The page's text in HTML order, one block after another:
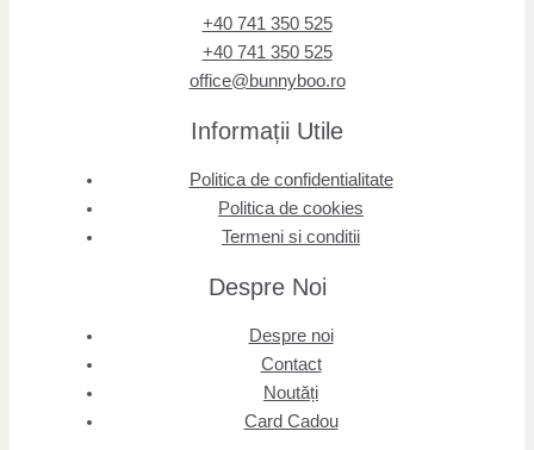
+40 741 350 525
+40 741 350 525
office@bunnyboo.ro
Informații Utile
Politica de confidentialitate
Politica de cookies
Termeni si conditii
Despre Noi
Despre noi
Contact
Noutăți
Card Cadou